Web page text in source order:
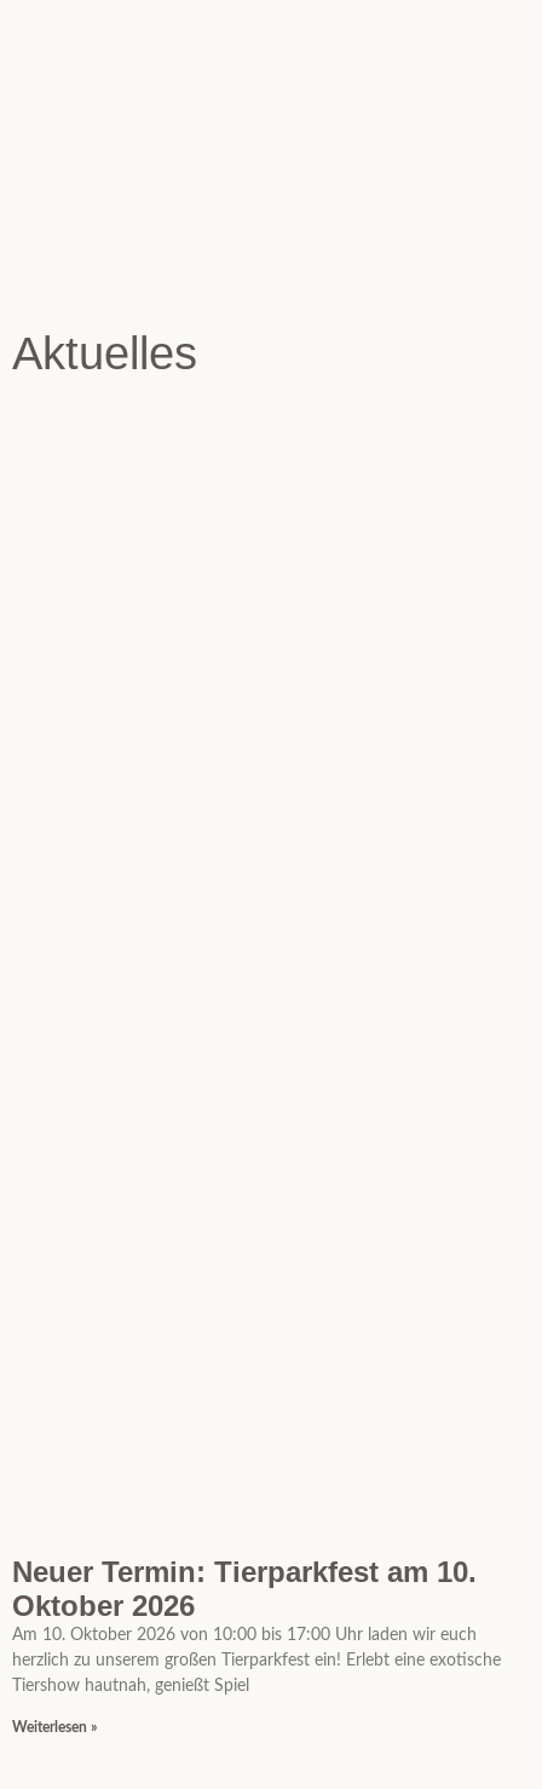
Aktuelles
Neuer Termin: Tierparkfest am 10.
Oktober 2026
Am 10. Oktober 2026 von 10:00 bis 17:00 Uhr laden wir euch
herzlich zu unserem großen Tierparkfest ein! Erlebt eine exotische
Tiershow hautnah, genießt Spiel
Weiterlesen »